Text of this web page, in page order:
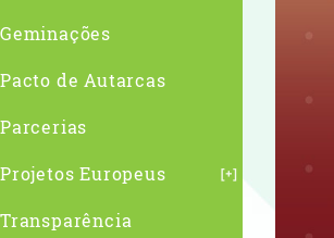
Geminações
Pacto de Autarcas
Parcerias
Projetos Europeus
Transparência